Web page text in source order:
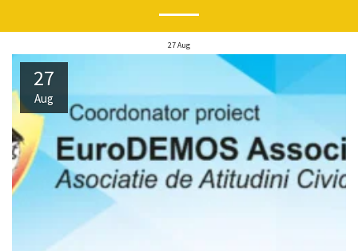
27Aug
27
Aug